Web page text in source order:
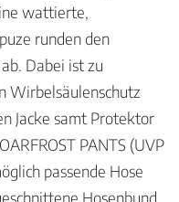
wattierte,
runden den
Dabei ist zu
Wirbelsäulenschutz
Jacke samt Protektor
PANTS (UVP
passende Hose
Hosenbund